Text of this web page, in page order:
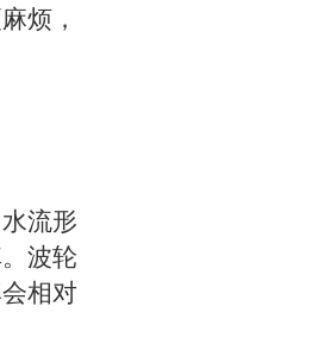
烦，
流形
波轮
相对